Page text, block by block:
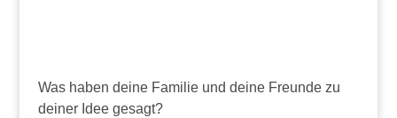
Was haben deine Familie und deine Freunde zu
deiner Idee gesagt?